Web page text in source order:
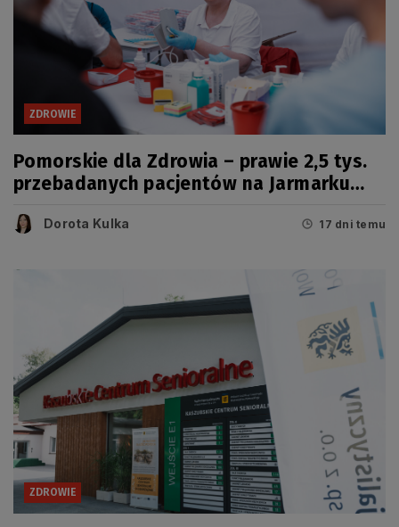
ZDROWIE
Pomorskie dla Zdrowia – prawie 2,5 tys.
przebadanych pacjentów na Jarmarku
Dorota Kulka 17 dni temu
ZDROWIE